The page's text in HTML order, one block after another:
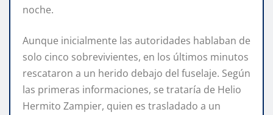
noche.
Aunque inicialmente las autoridades hablaban de
solo cinco sobrevivientes, en los últimos minutos
rescataron a un herido debajo del fuselaje. Según
las primeras informaciones, se trataría de Helio
Hermito Zampier, quien es trasladado a un